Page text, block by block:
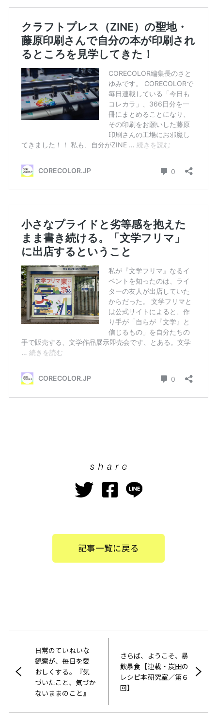
記事一覧に戻る
日常のていねいな
観察が、毎日を愛
おしくする。『気
づいたこと、気づか
ないままのこと』
さらば、ようこそ、暴
飲暴食【連載・炭田の
レシピ本研究室／第６
回】